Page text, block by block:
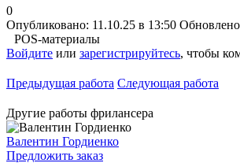
0
Опубликовано: 11.10.25 в 13:50
POS-материалы
Войдите или зарегистрируйтесь, чтобы
Предыдущая работа Следующая работа
Другие работы фрилансера
Валентин Гордиенко
Предложить заказ